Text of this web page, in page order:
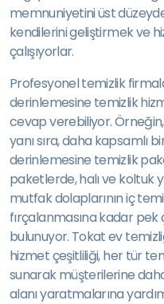
memnuniyetini üst
kendilerini geliştirmek ve
çalışıyorlar.
Profesyonel temizlik
derinlemesine temizlik
cevap verebiliyor.
yanı sıra, daha kapsamlı
derinlemesine temizlik
paketlerde, halı ve koltuk
mutfak dolaplarının iç
fırçalanmasına kadar
bulunuyor. Tokat ev
hizmet çeşitliliği, her tür
sunarak müşterilerine
alanı yaratmalarına